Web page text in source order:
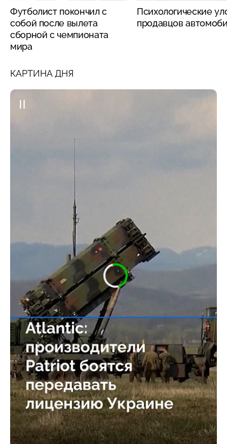
Футболист покончил с
собой после вылета
сборной с чемпионата
мира
Психологические
продавцов
КАРТИНА ДНЯ